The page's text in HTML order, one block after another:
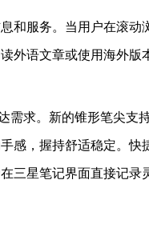
和服务。当用户在滚动
外语文章或使用海外版
需求。新的锥形笔尖支
感，握持舒适稳定。快
三星笔记界面直接记录